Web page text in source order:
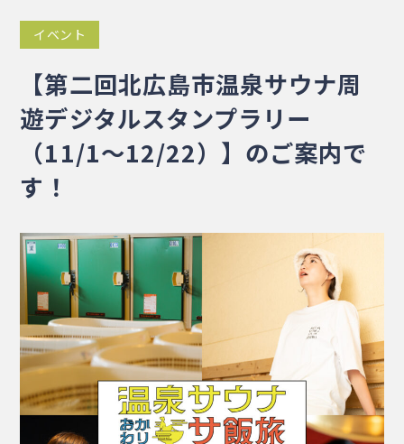
Q&A
・相談窓口・お問合せ・リンク集
・プライバシーポリシー
・サイトマップ
イベント
【第二回北広島市温泉サウナ周
遊デジタルスタンプラリー
（11/1～12/22）】のご案内で
す！